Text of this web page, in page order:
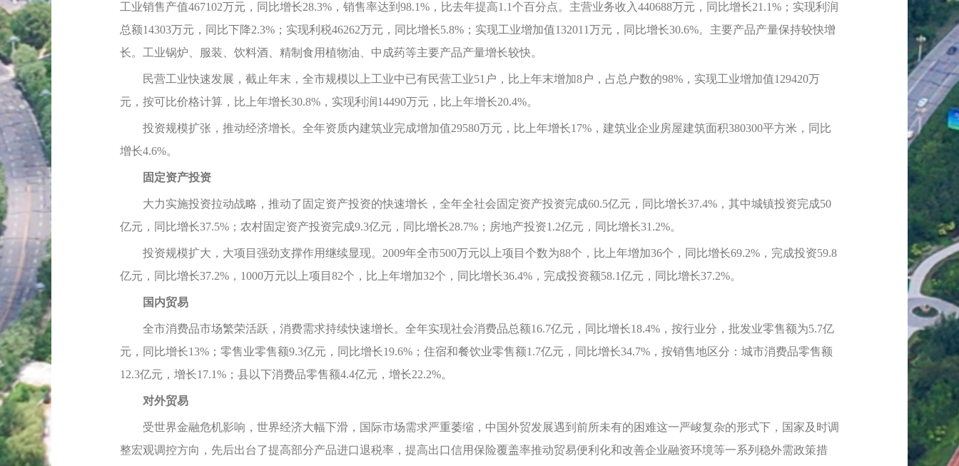
工业销售产值467102万元，同比增长28.3%，销售率达到98.1%，比去年提高1.1个百分点。主营业务收入440688万元，同比增长21.1%；实现利润
总额14303万元，同比下降2.3%；实现利税46262万元，同比增长5.8%；实现工业增加值132011万元，同比增长30.6%。主要产品产量保持较快增
长。工业锅炉、服装、饮料酒、精制食用植物油、中成药等主要产品产量增长较快。
民营工业快速发展，截止年末，全市规模以上工业中已有民营工业51户，比上年末增加8户，占总户数的98%，实现工业增加值129420万
元，按可比价格计算，比上年增长30.8%，实现利润14490万元，比上年增长20.4%。
投资规模扩张，推动经济增长。全年资质内建筑业完成增加值29580万元，比上年增长17%，建筑业企业房屋建筑面积380300平方米，同比
增长4.6%。
固定资产投资
大力实施投资拉动战略，推动了固定资产投资的快速增长，全年全社会固定资产投资完成60.5亿元，同比增长37.4%，其中城镇投资完成50
亿元，同比增长37.5%；农村固定资产投资完成9.3亿元，同比增长28.7%；房地产投资1.2亿元，同比增长31.2%。
投资规模扩大，大项目强劲支撑作用继续显现。2009年全市500万元以上项目个数为88个，比上年增加36个，同比增长69.2%，完成投资59.8
亿元，同比增长37.2%，1000万元以上项目82个，比上年增加32个，同比增长36.4%，完成投资额58.1亿元，同比增长37.2%。
国内贸易
全市消费品市场繁荣活跃，消费需求持续快速增长。全年实现社会消费品总额16.7亿元，同比增长18.4%，按行业分，批发业零售额为5.7亿
元，同比增长13%；零售业零售额9.3亿元，同比增长19.6%；住宿和餐饮业零售额1.7亿元，同比增长34.7%，按销售地区分：城市消费品零售额
12.3亿元，增长17.1%；县以下消费品零售额4.4亿元，增长22.2%。
对外贸易
受世界金融危机影响，世界经济大幅下滑，国际市场需求严重萎缩，中国外贸发展遇到前所未有的困难这一严峻复杂的形式下，国家及时调
整宏观调控方向，先后出台了提高部分产品进口退税率，提高出口信用保险覆盖率推动贸易便利化和改善企业融资环境等一系列稳外需政策措